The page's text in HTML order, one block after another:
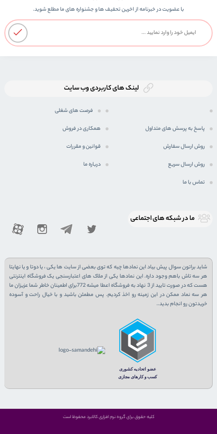
با عضویت در خبرنامه از اخرین تحفیف ها و جشنواره های ما مطلع شوید.
لینک های کاربردی وب سایت
فرصت های شغلی
پاسخ به پرسش های متداول همکاری در فروش
روش ارسال سفارش قوانین و مقررات
روش ارسال سریع درباره ما
تماس با ما
ما در شبكه های اجتماعی
شاید براتون سوال پیش بیاد این نمادها چیه که توی بعضی از سایت ها یکی ، یا دوتا و یا نهایتا
هر سه تاش باهم وجود داره. این نمادها یکی از ملاک های اعتبارسنجی یک فروشگاه اینترنتی
هست که در صورت تایید از 3 نهاد به فروشگاه اعطا میشه 772برای اطمینان خاطر شما عزیزان ما
هر سه نماد ممکن در این زمینه رو اخذ کردیم. پس مطمئن باشید و با خیال راحت و آسوده
خریدتون رو انجام بدید..
کلیه حقوق برای گروه نرم افزاری کالابرد محفوظ است